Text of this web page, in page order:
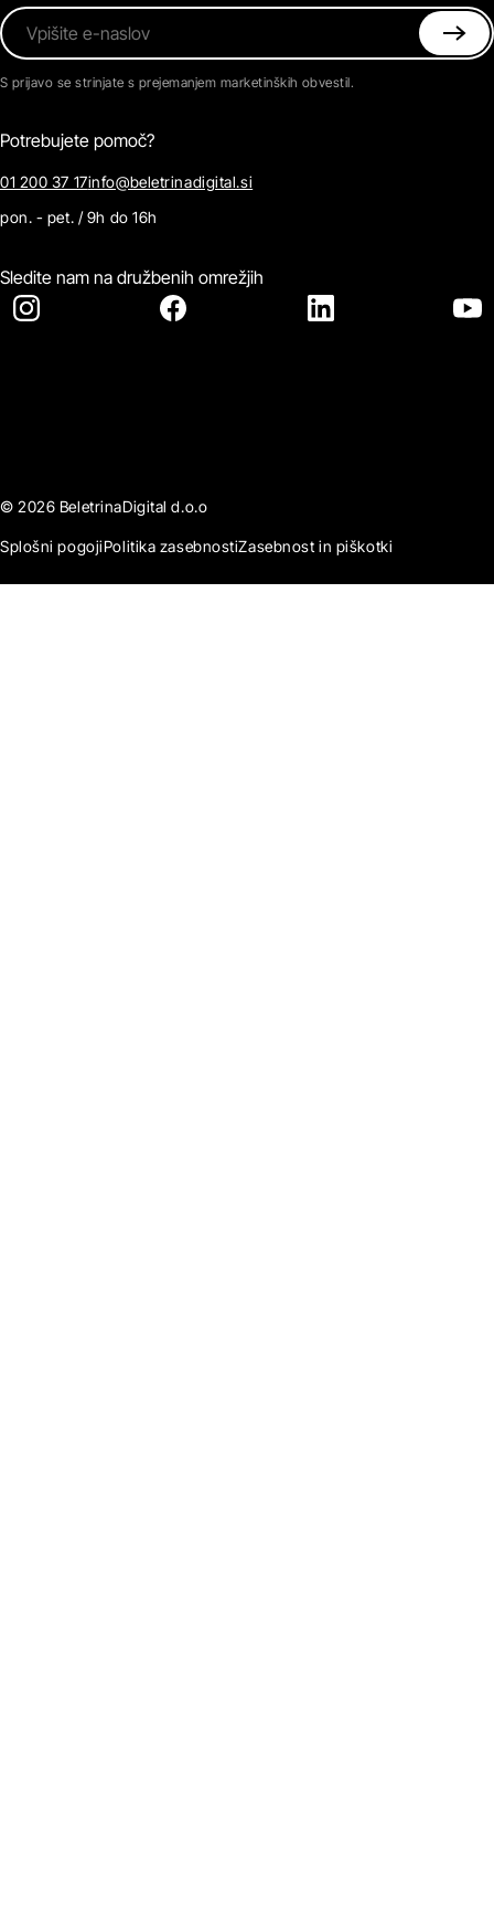
Vpišite e-naslov
S prijavo se strinjate s prejemanjem marketinških obvestil.
Potrebujete pomoč?
01 200 37 17info@beletrinadigital.si
pon. - pet. / 9h do 16h
Sledite nam na družbenih omrežjih
© 2026 BeletrinaDigital d.o.o
Splošni pogojiPolitika zasebnostiZasebnost in piškotki